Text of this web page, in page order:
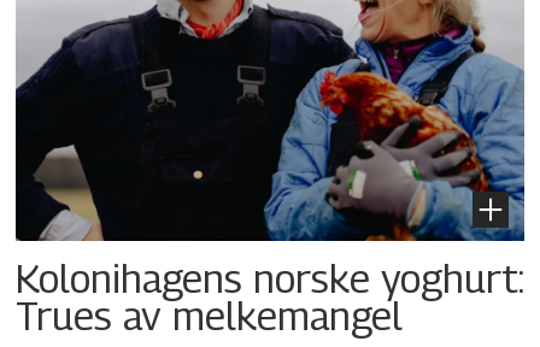
Kolonihagens norske yoghurt:
Trues av melkemangel